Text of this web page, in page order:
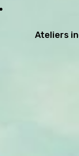
Ateliers